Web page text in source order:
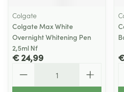
Colgate
Colgate Max White
Overnight Whitening Pen
2,5ml Nf
€ 24,99